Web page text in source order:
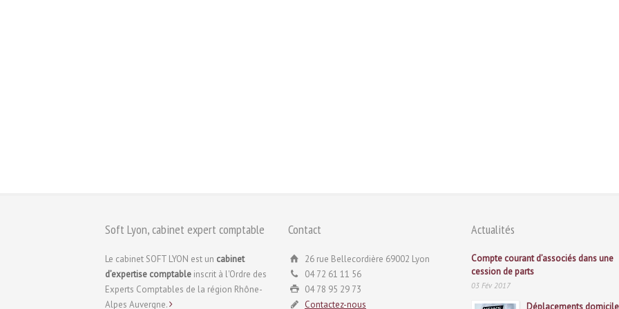
Soft Lyon, cabinet expert comptable
Le cabinet SOFT LYON est un cabinet
d’expertise comptable inscrit à l'Ordre des
Experts Comptables de la région Rhône-
Alpes Auvergne.
Contact
26 rue Bellecordière 69002 Lyon
04 72 61 11 56
04 78 95 29 73
Contactez-nous
Actualités
Compte courant d’associés dans une
cession de parts
03 Fév 2017
Déplacements